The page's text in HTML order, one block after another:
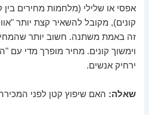
אפסי או שלילי (מלחמות מחירים
זה באמת משתנה. חשוב יותר
וימשוך קונים. מחיר מופרך מדי עם
ירחיק אנשים.
שאלה: האם שיפוץ קטן לפני